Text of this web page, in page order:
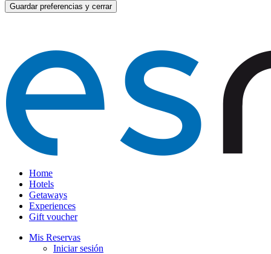
Guardar preferencias y cerrar
Home
Hotels
Getaways
Experiences
Gift voucher
Mis Reservas
Iniciar sesión